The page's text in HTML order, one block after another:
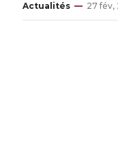
Actualités 27 fév,